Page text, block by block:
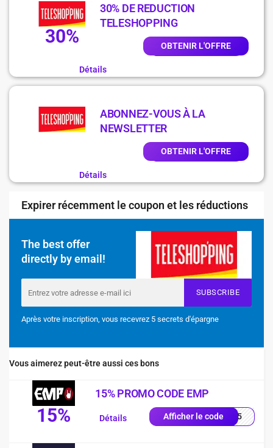
30%
30% DE REDUCTION
TELESHOPPING
OBTENIR L'OFFRE
Détails
ABONNEZ-VOUS À LA
NEWSLETTER
OBTENIR L'OFFRE
Détails
Expirer récemment le coupon et les réductions
The best offer
directly by email!
SUBSCRIBE
Après votre inscription, vous recevrez 5 secrets d'épargne
Vous aimerez peut-être aussi ces bons
15%
15% PROMO CODE EMP
Afficher le codees15
Détails